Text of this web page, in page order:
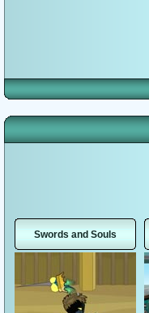
Swords and Souls